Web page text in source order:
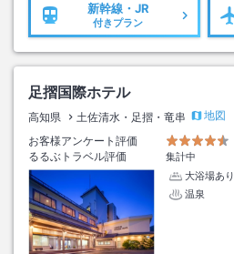
新幹線・JR
付きプラン
足摺国際ホテル
高知県 土佐清水・足摺・竜串
地図
お客様アンケート評価
るるぶトラベル評価
集計中
大浴場あり
温泉